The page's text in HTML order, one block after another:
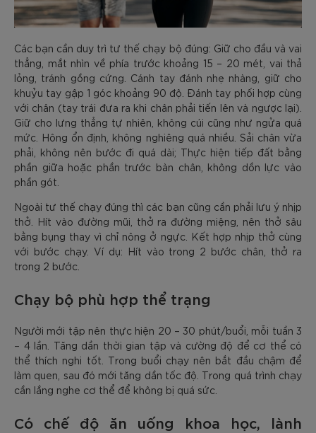
Các bạn cần duy trì tư thế chạy bộ đúng: Giữ cho đầu và vai
thẳng, mắt nhìn về phía trước khoảng 15 – 20 mét, vai thả
lỏng, tránh gồng cứng. Cánh tay đánh nhẹ nhàng, giữ cho
khuỷu tay gập 1 góc khoảng 90 độ. Đánh tay phối hợp cùng
với chân (tay trái đưa ra khi chân phải tiến lên và ngược lại).
Giữ cho lưng thẳng tự nhiên, không cúi cũng như ngửa quá
mức. Hông ổn định, không nghiêng quá nhiều. Sải chân vừa
phải, không nên bước đi quá dài; Thực hiện tiếp đất bằng
phần giữa hoặc phần trước bàn chân, không dồn lực vào
phần gót.
Ngoài tư thế chạy đúng thì các bạn cũng cần phải lưu ý nhịp
thở. Hít vào đường mũi, thở ra đường miệng, nên thở sâu
bằng bụng thay vì chỉ nông ở ngực. Kết hợp nhịp thở cùng
với bước chạy. Ví dụ: Hít vào trong 2 bước chân, thở ra
trong 2 bước.
Chạy bộ phù hợp thể trạng
Người mới tập nên thực hiện 20 – 30 phút/buổi, mỗi tuần 3
– 4 lần. Tăng dần thời gian tập và cường độ để cơ thể có
thể thích nghi tốt. Trong buổi chạy nên bắt đầu chậm để
làm quen, sau đó mới tăng dần tốc độ. Trong quá trình chạy
cần lắng nghe cơ thể để không bị quá sức.
Có chế độ ăn uống khoa học, lành